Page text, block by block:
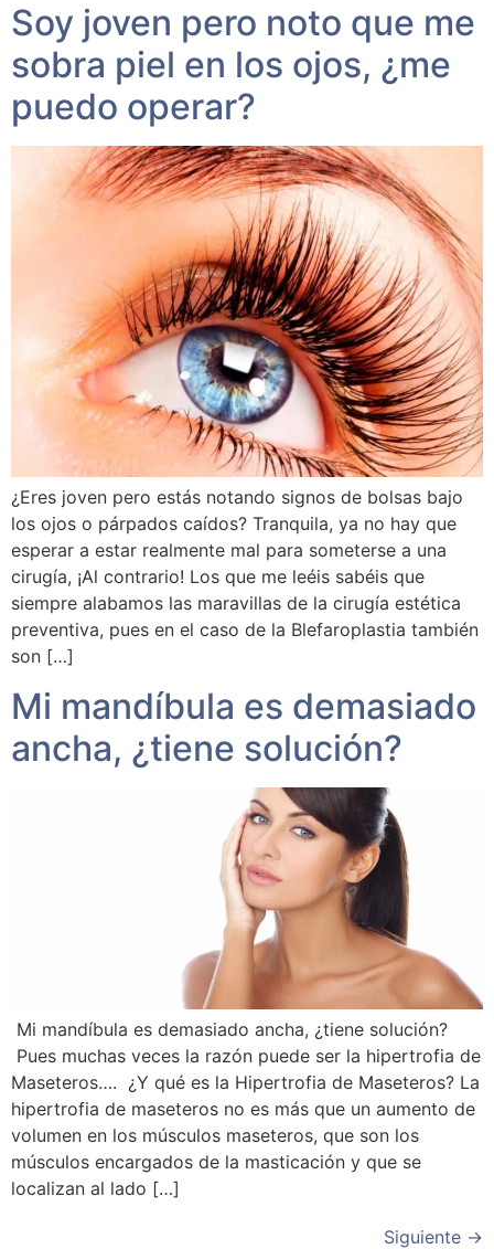
Soy joven pero noto que me
sobra piel en los ojos, ¿me
puedo operar?
¿Eres joven pero estás notando signos de bolsas bajo
los ojos o párpados caídos? Tranquila, ya no hay que
esperar a estar realmente mal para someterse a una
cirugía, ¡Al contrario! Los que me leéis sabéis que
siempre alabamos las maravillas de la cirugía estética
preventiva, pues en el caso de la Blefaroplastia también
son […]
Mi mandíbula es demasiado
ancha, ¿tiene solución?
Mi mandíbula es demasiado ancha, ¿tiene solución?
Pues muchas veces la razón puede ser la hipertrofia de
Maseteros…. ¿Y qué es la Hipertrofia de Maseteros? La
hipertrofia de maseteros no es más que un aumento de
volumen en los músculos maseteros, que son los
músculos encargados de la masticación y que se
localizan al lado […]
Siguiente →